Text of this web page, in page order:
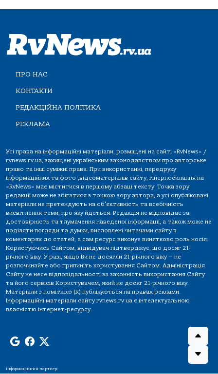
ПРО НАС
КОНТАКТИ
РЕДАКЦІЙНА ПОЛІТИКА
РЕКЛАМА
Усі права на інформаційні матеріали, розміщені на сайті «RvNews» /
rvnews.rv.ua, захищені українським законодавством про авторське
право та інші суміжні права. При використанні, передруку
інформаційних та фото-,відеоматеріалів сайту, гіперпосилання на
«RvNews» має міститися в першому абзаці тексту. Точка зору
редакції може не збігатися з точкою зору автора, а усі опубліковані
матеріали не претендують на об'єктивність та всебічність
висвітлення теми, про яку йдеться. Редакція не відповідає за
достовірність та тлумачення наведеної інформації, а також може не
поділяти погляди та думки, висловлені читачами сайту в
коментарях до статей, а сам ресурс виконує винятково роль носія.
Користуючись Сайтом, відвідувач підтверджує, що досяг 21-
річного віку. У разі, якщо Ви не досягли 21-річного віку — не
розпочинайте або припиніть користування Сайтом. Адміністрація
Сайту не несе відповідальності за законність використання Сайту
та його сервісів Користувачем, який не досяг 21-річного віку.
Матеріали з поміткою (R) публікуються на правах реклами.
Інформаційні матеріали сайту rvnews.rv.ua є інтелектуальною
власністю інтернет-ресурсу.
Інформаційний партнер: